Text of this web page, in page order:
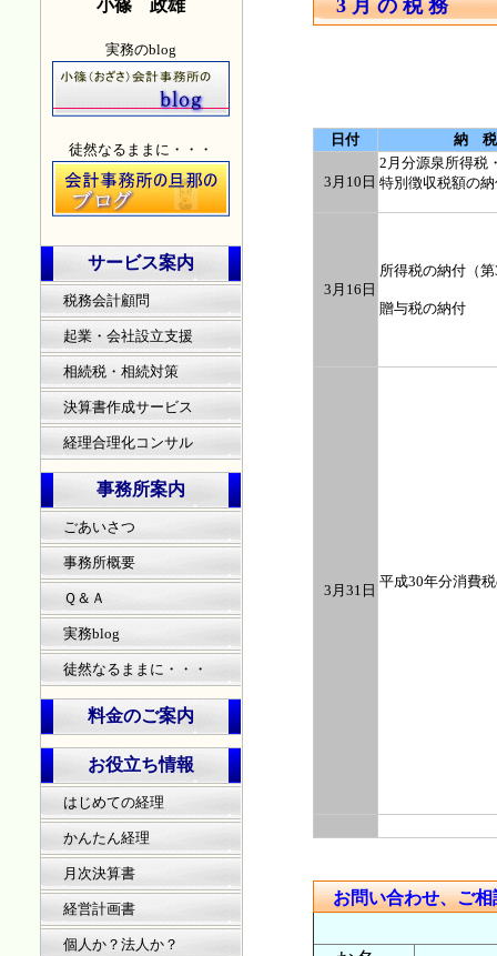
3月の税務
日付 納 税
3月10日
2月分源泉所得税
特別徴収税額の納
3月16日
所得税の納付（
贈与税の納付
3月31日
平成30年分消費
お問い合わせ、ご相
小篠 政雄
実務のblog
徒然なるままに・・・
サービス案内
税務会計顧問
起業・会社設立支援
相続税・相続対策
決算書作成サービス
経理合理化コンサル
事務所案内
ごあいさつ
事務所概要
Ｑ＆Ａ
実務blog
徒然なるままに・・・
料金のご案内
お役立ち情報
はじめての経理
かんたん経理
月次決算書
経営計画書
個人か？法人か？